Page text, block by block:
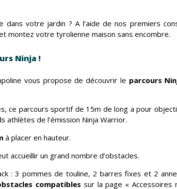
votre jardin ? A l’aide de nos premiers
montez votre tyrolienne maison sans encombre.
Ninja !
vous propose de découvrir le parcours
ce parcours sportif de 15m de long a pour
athlètes de l’émission Ninja Warrior.
à placer en hauteur.
accueillir un grand nombre d’obstacles.
: 3 pommes de touline, 2 barres fixes et 2
compatibles sur la page « Accessoires